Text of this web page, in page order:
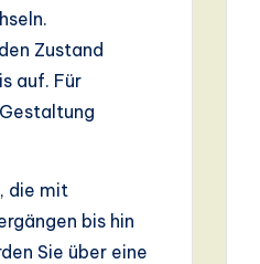
Zustand
auf. Für
die mit
bis hin
Sie über eine